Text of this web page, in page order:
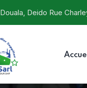
Douala, Deido Rue